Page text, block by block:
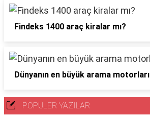
Findeks 1400 araç kiralar mı?
Dünyanın en büyük arama motorları
POPÜLER YAZILAR